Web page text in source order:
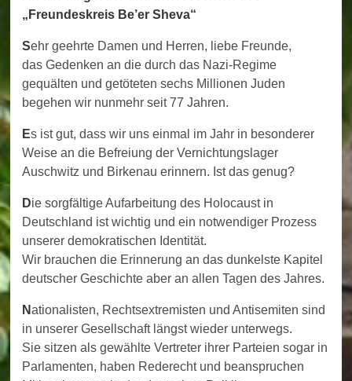
„ Freundeskreis Be’er Sheva“
Sehr geehrte Damen und Herren, liebe Freunde,
das Gedenken an die durch das Nazi-Regime
gequälten und getöteten sechs Millionen Juden
begehen wir nunmehr seit 77 Jahren.
Es ist gut, dass wir uns einmal im Jahr in besonderer
Weise an die Befreiung der Vernichtungslager
Auschwitz und Birkenau erinnern. Ist das genug?
Die sorgfältige Aufarbeitung des Holocaust in
Deutschland ist wichtig und ein notwendiger Prozess
unserer demokratischen Identität.
Wir brauchen die Erinnerung an das dunkelste Kapitel
deutscher Geschichte aber an allen Tagen des Jahres.
Nationalisten, Rechtsextremisten und Antisemiten sind
in unserer Gesellschaft längst wieder unterwegs.
Sie sitzen als gewählte Vertreter ihrer Parteien sogar in
Parlamenten, haben Rederecht und beanspruchen